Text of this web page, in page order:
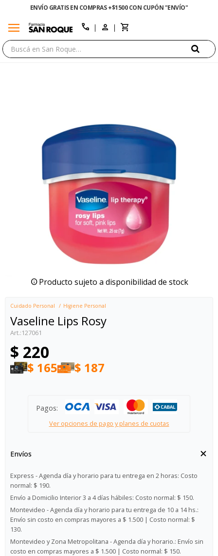
ENVÍO GRATIS EN COMPRAS +$1500 CON CUPÓN "ENVÍO"
menu call
Producto sujeto a disponibilidad de stock
Cuidado Personal Higiene Personal
Vaseline Lips Rosy
127061
$ 220
$ 165 $ 187
Pagos:
Ver opciones de pago y planes de cuotas
Envíos
Express - Agenda día y horario para tu entrega en 2 horas: Costo
normal: $ 190.
Envío a Domicilio Interior 3 a 4 días hábiles: Costo normal: $ 150.
Montevideo - Agenda día y horario para tu entrega de 10 a 14 hs.:
Envío sin costo en compras mayores a $ 1.500 | Costo normal: $
130.
Montevideo y Zona Metropolitana - Agenda día y horario.: Envío sin
costo en compras mayores a $ 1.500 | Costo normal: $ 150.
close